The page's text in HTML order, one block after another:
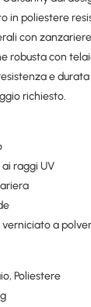
in poliestere
con
robusta con
e
richiesto.
raggi UV
verniciato a
Poliestere